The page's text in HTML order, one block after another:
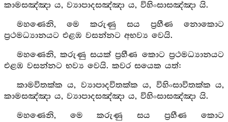
කාමසඤ්ඤා ය, ව්‍යාපාදසඤ්ඤා ය, විහිංසාසඤ්ඤා යි.
මහණෙනි, මෙ කරුණු සය ප්‍රහීණ නොකොට
ප්‍රථමධ්‍යානයට එළඹ වසන්නට අභව්‍ය වෙයි.
මහණෙනි, කරුණු සයක් ප්‍රහීණ කොට ප්‍රථමධ්‍යානයට
එළඹ වසන්නට භව්‍ය වෙයි. කවර සයෙක යත්:
කාමවිතක්ක ය, ව්‍යාපාදවිතක්ක ය, විහිංසාවිතක්ක ය,
කාමසඤ්ඤා ය, ව්‍යාපාදසඤ්ඤා ය, විහිංසාසඤ්ඤා යි.
මහණෙනි, මෙ කරුණු සය ප්‍රහීණ කොට